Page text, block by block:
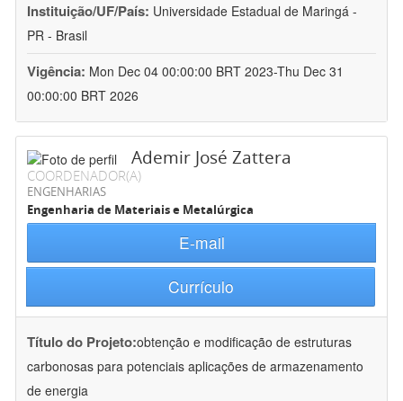
Instituição/UF/País: Universidade Estadual de Maringá -
PR - Brasil
Vigência: Mon Dec 04 00:00:00 BRT 2023-Thu Dec 31
00:00:00 BRT 2026
Ademir José Zattera
COORDENADOR(A)
ENGENHARIAS
Engenharia de Materiais e Metalúrgica
E-mail
Currículo
Título do Projeto:obtenção e modificação de estruturas
carbonosas para potenciais aplicações de armazenamento
de energia